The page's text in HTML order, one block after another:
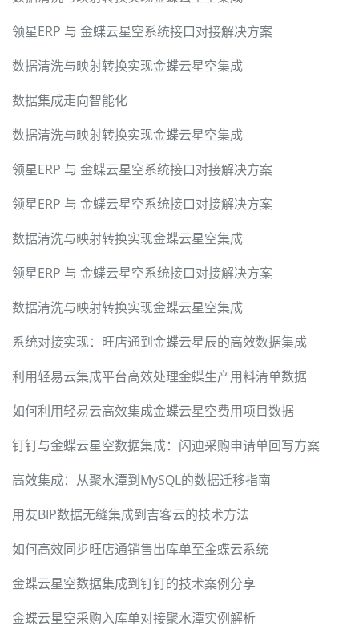
领星ERP 与 金蝶云星空系统接口对接解决方案
数据清洗与映射转换实现金蝶云星空集成
数据集成走向智能化
数据清洗与映射转换实现金蝶云星空集成
领星ERP 与 金蝶云星空系统接口对接解决方案
领星ERP 与 金蝶云星空系统接口对接解决方案
数据清洗与映射转换实现金蝶云星空集成
领星ERP 与 金蝶云星空系统接口对接解决方案
数据清洗与映射转换实现金蝶云星空集成
系统对接实现：旺店通到金蝶云星辰的高效数据集成
利用轻易云集成平台高效处理金蝶生产用料清单数据
如何利用轻易云高效集成金蝶云星空费用项目数据
钉钉与金蝶云星空数据集成：闪迪采购申请单回写方案
高效集成：从聚水潭到MySQL的数据迁移指南
用友BIP数据无缝集成到吉客云的技术方法
如何高效同步旺店通销售出库单至金蝶云系统
金蝶云星空数据集成到钉钉的技术案例分享
金蝶云星空采购入库单对接聚水潭实例解析